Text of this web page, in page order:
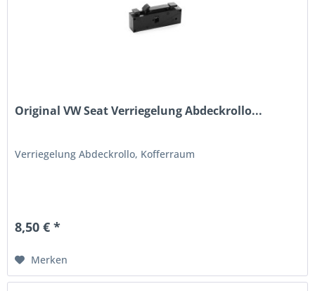
Original VW Seat Verriegelung Abdeckrollo...
Verriegelung Abdeckrollo, Kofferraum
8,50 € *
Merken